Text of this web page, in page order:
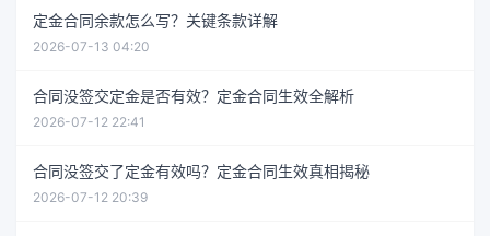
定金合同余款怎么写？关键条款详解
2026-07-13 04:20
合同没签交定金是否有效？定金合同生效全解析
2026-07-12 22:41
合同没签交了定金有效吗？定金合同生效真相揭秘
2026-07-12 20:39